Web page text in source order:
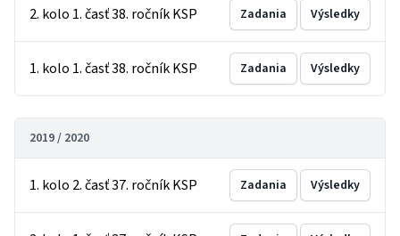
2. kolo 1. časť 38. ročník KSP Zadania Výsledky
1. kolo 1. časť 38. ročník KSP Zadania Výsledky
2019 / 2020
1. kolo 2. časť 37. ročník KSP Zadania Výsledky